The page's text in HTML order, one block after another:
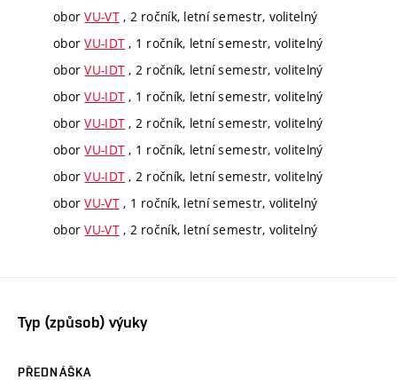
oborVU-VT, 2 ročník, letní semestr, volitelný
oborVU-IDT , 1 ročník, letní semestr, volitelný
oborVU-IDT , 2 ročník, letní semestr, volitelný
oborVU-IDT , 1 ročník, letní semestr, volitelný
oborVU-IDT , 2 ročník, letní semestr, volitelný
oborVU-IDT , 1 ročník, letní semestr, volitelný
oborVU-IDT , 2 ročník, letní semestr, volitelný
oborVU-VT, 1 ročník, letní semestr, volitelný
oborVU-VT, 2 ročník, letní semestr, volitelný
Typ (způsob) výuky
PŘEDNÁŠKA